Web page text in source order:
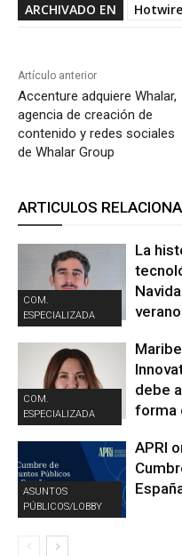
ARCHIVADO EN Hotwire
Artículo anterior
Accenture adquiere Whalar,
agencia de creación de
contenido y redes sociales
de Whalar Group
ARTICULOS
COM.
ESPECIALIZADA
La
verano
COM.
ESPECIALIZADA
debe
forma
ASUNTOS
PÚBLICOS/LOBBY
APRI